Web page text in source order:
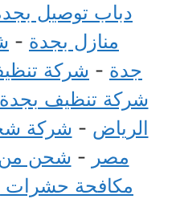
دباب توصيل بجدة
منازل بجدة-
جدة- شركة تنظيف
شركة تنظيف بجدة-
الرياض- شركة
مصر- شحن من
مكافحة حشرات